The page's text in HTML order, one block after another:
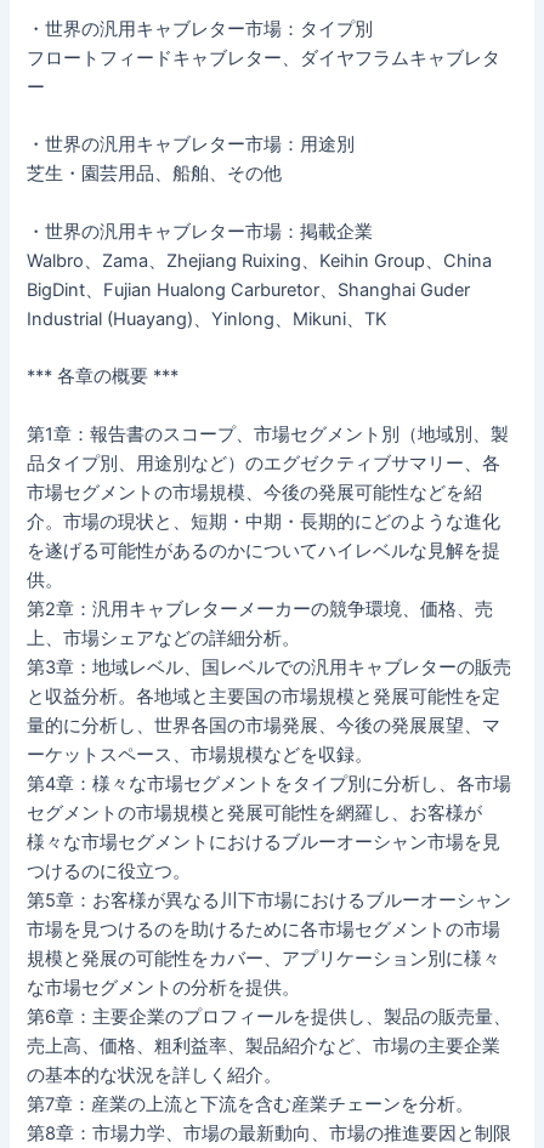
・世界の汎用キャブレター市場：タイプ別
フロートフィードキャブレター、ダイヤフラムキャブレタ
ー
・世界の汎用キャブレター市場：用途別
芝生・園芸用品、船舶、その他
・世界の汎用キャブレター市場：掲載企業
Walbro、Zama、Zhejiang Ruixing、Keihin Group、China
BigDint、Fujian Hualong Carburetor、Shanghai Guder
Industrial (Huayang)、Yinlong、Mikuni、TK
*** 各章の概要 ***
第1章：報告書のスコープ、市場セグメント別（地域別、製
品タイプ別、用途別など）のエグゼクティブサマリー、各
市場セグメントの市場規模、今後の発展可能性などを紹
介。市場の現状と、短期・中期・長期的にどのような進化
を遂げる可能性があるのかについてハイレベルな見解を提
供。
第2章：汎用キャブレターメーカーの競争環境、価格、売
上、市場シェアなどの詳細分析。
第3章：地域レベル、国レベルでの汎用キャブレターの販売
と収益分析。各地域と主要国の市場規模と発展可能性を定
量的に分析し、世界各国の市場発展、今後の発展展望、マ
ーケットスペース、市場規模などを収録。
第4章：様々な市場セグメントをタイプ別に分析し、各市場
セグメントの市場規模と発展可能性を網羅し、お客様が
様々な市場セグメントにおけるブルーオーシャン市場を見
つけるのに役立つ。
第5章：お客様が異なる川下市場におけるブルーオーシャン
市場を見つけるのを助けるために各市場セグメントの市場
規模と発展の可能性をカバー、アプリケーション別に様々
な市場セグメントの分析を提供。
第6章：主要企業のプロフィールを提供し、製品の販売量、
売上高、価格、粗利益率、製品紹介など、市場の主要企業
の基本的な状況を詳しく紹介。
第7章：産業の上流と下流を含む産業チェーンを分析。
第8章：市場力学、市場の最新動向、市場の推進要因と制限